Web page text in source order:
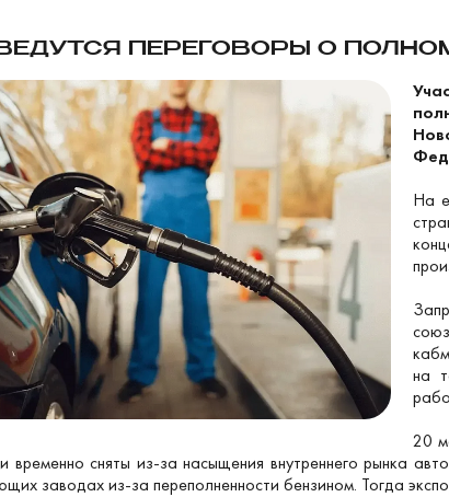
ПЕРЕГОВОРЫ О
На
на
20
временно сняты из-за насыщения внутреннего рынка
заводах из-за переполненности бензином. Тогда